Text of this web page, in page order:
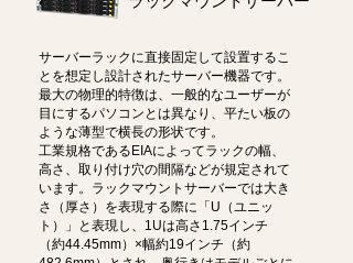
サーバーラックに直接固定して設置するこ
とを想定し設計されたサーバー機器です。
最大の物理的特徴は、一般的なユーザーが
目にするパソコンとは異なり、平たい板の
ような薄型で横長の形状です。
工業規格であるEIAによってラックの幅、
高さ、取り付け穴の間隔などが規定されて
います。ラックマウントサーバーでは大き
さ（厚さ）を表現する際に「U（ユニッ
ト）」と表現し、1Uは高さ1.75インチ
（約44.45mm）×幅約19インチ（約